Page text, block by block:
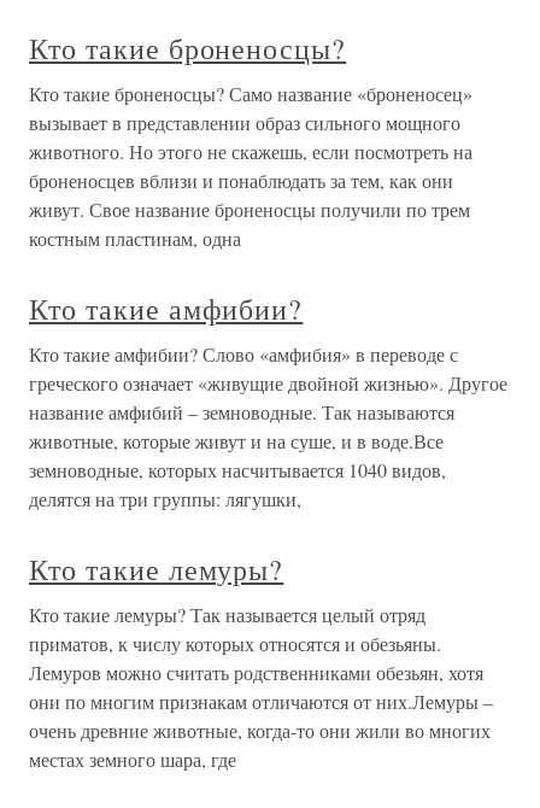
Кто такие броненосцы?
Кто такие броненосцы? Само название «броненосец»
вызывает в представлении образ сильного мощного
животного. Но этого не скажешь, если посмотреть на
броненосцев вблизи и понаблюдать за тем, как они
живут. Свое название броненосцы получили по трем
костным пластинам, одна
Кто такие амфибии?
Кто такие амфибии? Слово «амфибия» в переводе с
греческого означает «живущие двойной жизнью». Другое
название амфибий – земноводные. Так называются
животные, которые живут и на суше, и в воде.Все
земноводные, которых насчитывается 1040 видов,
делятся на три группы: лягушки,
Кто такие лемуры?
Кто такие лемуры? Так называется целый отряд
приматов, к числу которых относятся и обезьяны.
Лемуров можно считать родственниками обезьян, хотя
они по многим признакам отличаются от них.Лемуры –
очень древние животные, когда-то они жили во многих
местах земного шара, где